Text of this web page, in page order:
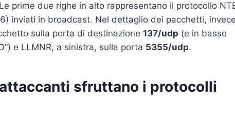
prime due righe in alto rappresentano il protocollo
inviati in broadcast. Nel dettaglio dei pacchetti,
sulla porta di destinazione 137/udp (e in basso
e LLMNR, a sinistra, sulla porta 5355/udp.
sfruttano i protocolli